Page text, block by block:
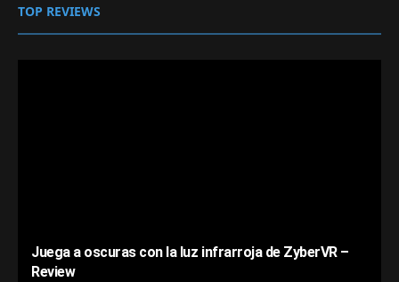
TOP REVIEWS
Juega a oscuras con la luz infrarroja de ZyberVR –
Review